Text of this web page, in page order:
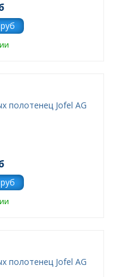
полотенец Jofel AG
полотенец Jofel AG